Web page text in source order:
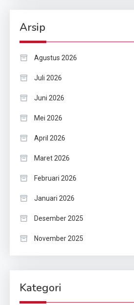
Arsip
Agustus 2026
Juli 2026
Juni 2026
Mei 2026
April 2026
Maret 2026
Februari 2026
Januari 2026
Desember 2025
November 2025
Kategori